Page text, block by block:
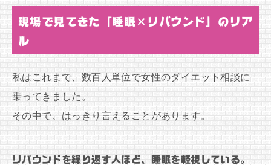
現場で見てきた「睡眠×リバウンド」のリア
ル
私はこれまで、数百人単位で女性のダイエット相談に
乗ってきました。
その中で、はっきり言えることがあります。
リバウンドを繰り返す人ほど、睡眠を軽視している。